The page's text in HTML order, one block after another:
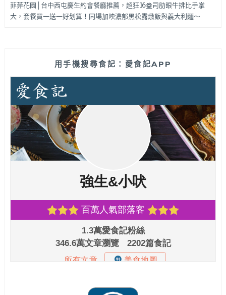
菲菲花園│台中西屯慶生約會餐廳推薦，超狂16盎司肋眼牛排比手掌
大，套餐買一送一好划算！同場加映濃郁黑松露燉飯與義大利麵～
用手機搜尋食記：愛食記APP